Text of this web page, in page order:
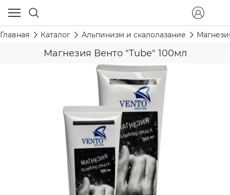
Главная Каталог Альпинизм и скалолазание
Магнезия Венто "Tube" 100мл